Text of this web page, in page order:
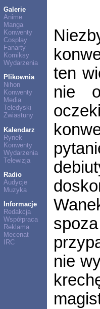
Galerie
Anime
Manga
Konwenty
Cosplay
Fanarty
Komiksy
Wydarzenia
Plikownia
Nihon
Konwenty
Media
Teledyski
Zwiastuny
Kalendarz
Rynek
Konwenty
Wydarzenia
Telewizja
Radio
Audycje
Muzyka
Informacje
Redakcja
Współpraca
Reklama
Mecenat
IRC
ten
nie
nie